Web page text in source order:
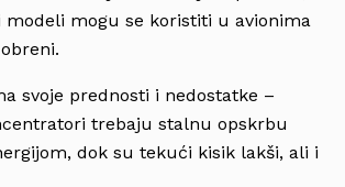
modeli mogu se koristiti u avionima
svoje prednosti i nedostatke –
trebaju stalnu opskrbu
dok su tekući kisik lakši, ali i